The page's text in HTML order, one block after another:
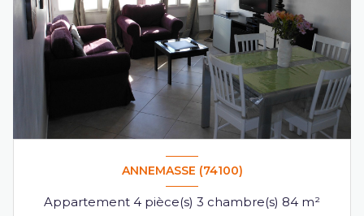
ANNEMASSE (74100)
Appartement 4 pièce(s) 3 chambre(s) 84 m²